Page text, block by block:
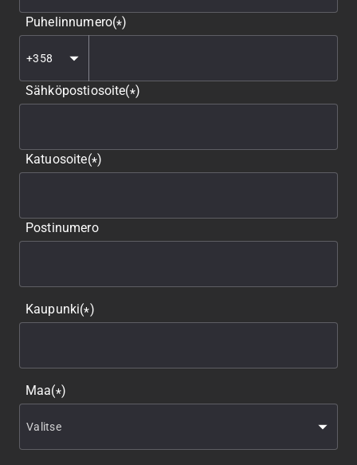
Puhelinnumero(*)
Sähköpostiosoite(*)
Katuosoite(*)
Postinumero
Kaupunki(*)
Maa(*)